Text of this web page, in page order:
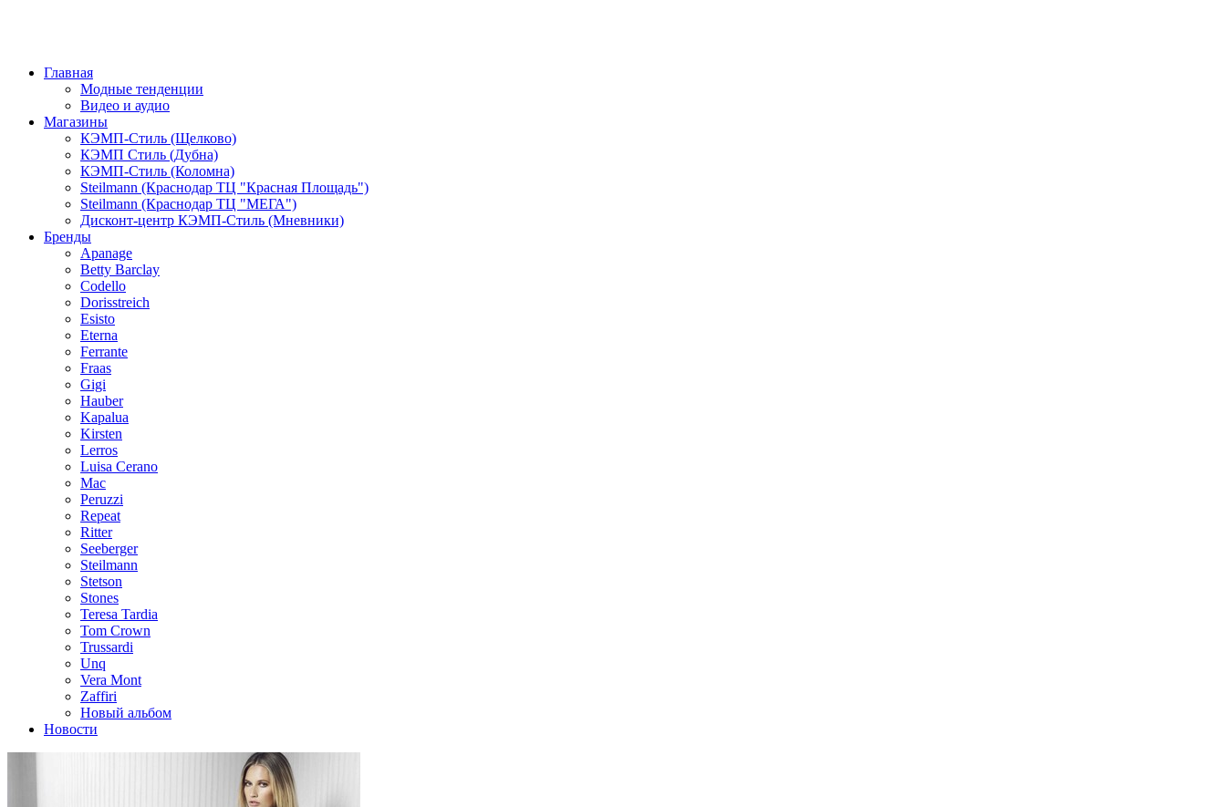
Главная
Модные тенденции
Видео и аудио
Магазины
КЭМП-Стиль (Щелково)
КЭМП Стиль (Дубна)
КЭМП-Стиль (Коломна)
Steilmann (Краснодар ТЦ "Красная Площадь")
Steilmann (Краснодар ТЦ "МЕГА")
Дисконт-центр КЭМП-Стиль (Мневники)
Бренды
Apanage
Betty Barclay
Codello
Dorisstreich
Esisto
Eterna
Ferrante
Fraas
Gigi
Hauber
Kapalua
Kirsten
Lerros
Luisa Cerano
Mac
Peruzzi
Repeat
Ritter
Seeberger
Steilmann
Stetson
Stones
Teresa Tardia
Tom Crown
Trussardi
Unq
Vera Mont
Zaffiri
Новый альбом
Новости